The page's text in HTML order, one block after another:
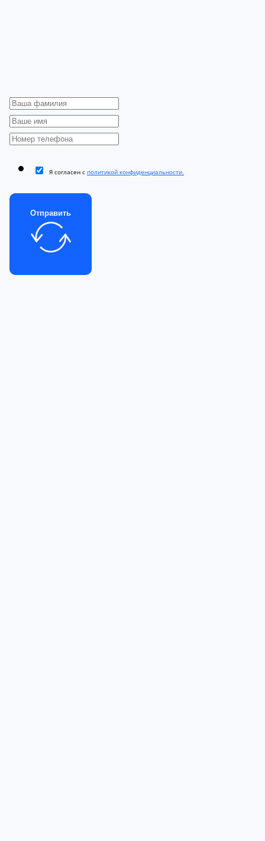
Я согласен с политикой конфиденциальности.
Отправить